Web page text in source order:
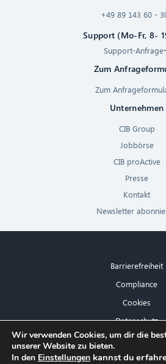
+49 89 143 60 -
Support (Mo-Fr, 8-
Support-Anfrage
Zum
Zum
Unternehmen
CIB Group
Jobbörse
CIB proActive
Presse
Kontakt
Newsletter
Barrierefreiheit
Compliance
Cookies
Datenschutz
Impressum
Wir verwenden Cookies, um dir die
unserer Website zu bieten.
In den Einstellungen kannst du